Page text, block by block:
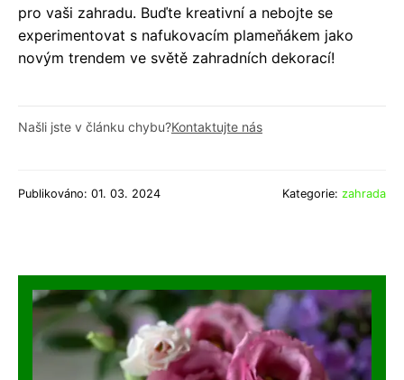
pro vaši zahradu. Buďte kreativní a nebojte se
experimentovat s nafukovacím plameňákem jako
novým trendem ve světě zahradních dekorací!
Našli jste v článku chybu?Kontaktujte nás
Publikováno: 01. 03. 2024 Kategorie: zahrada